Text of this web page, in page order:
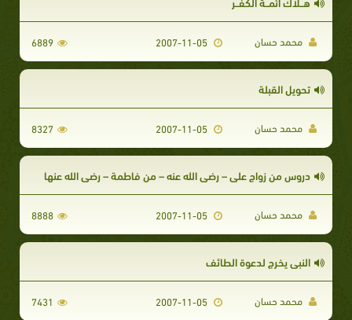
محمد حسان 6889
تحويل القبلة
محمد حسان 8327
دروس من زواج على – رضى الله عنه – من فاطمة – رضى الله عنها
محمد حسان 8888
النبى يخرج لدعوة الطائف
محمد حسان 7431